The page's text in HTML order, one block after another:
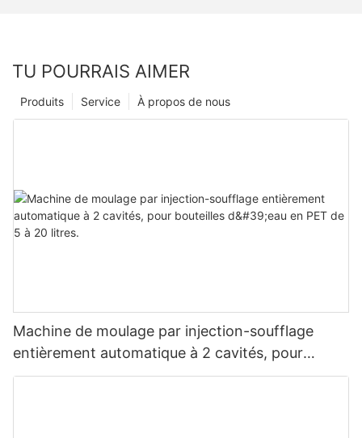
TU POURRAIS AIMER
À propos de nous
Service
Produits
Machine de moulage par injection-soufflage
entièrement automatique à 2 cavités, pour
bouteilles d'eau en PET de 5 à 20 litres.